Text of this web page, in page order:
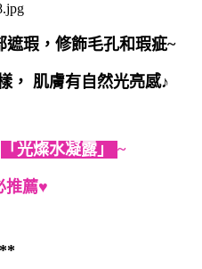
遮瑕，修飾毛孔和瑕疵~
， 肌膚有自然光亮感♪
「光燦水凝露」 ~
推薦♥